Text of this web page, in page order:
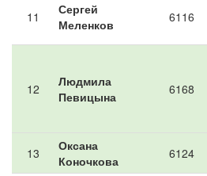
11
Сергей
Меленков
6116
12
Людмила
Певицына
6168
13
Оксана
Коночкова
6124